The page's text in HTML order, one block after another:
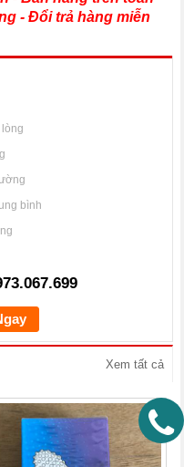
- Đổi trả hàng miễn
bình
Xem tất cả